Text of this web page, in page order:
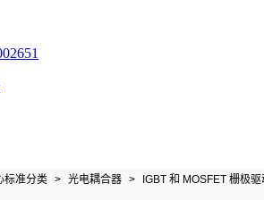
标准分类 > 光电耦合器 > IGBT 和 MOSFET 栅极